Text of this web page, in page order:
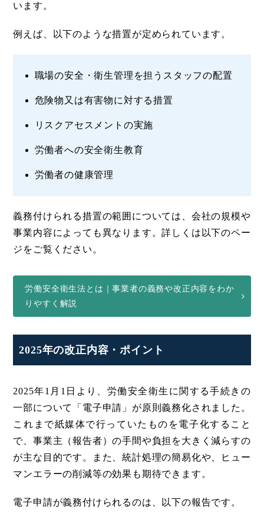
います。
例えば、以下のような措置が定められています。
職場の安全・衛生管理を担うスタッフの配置
危険物又は有害物に対する措置
リスクアセスメントの実施
労働者への安全衛生教育
労働者の健康管理
義務付けられる措置の範囲については、会社の規模や
事業内容によっても異なります。詳しくは以下のペー
ジをご覧ください。
労働安全衛生法とは｜事業者の義務や改正内容をわか
りやすく解説
2025年の改正内容・ポイント
2025年1月1日より、労働安全衛生に関する手続きの
一部について「電子申請」が原則義務化されました。
これまで紙媒体で行っていたものを電子化すること
で、事業主（報告者）の手間や負担を大きく減らすの
が主な目的です。また、統計処理の簡易化や、ヒュー
マンエラーの削減等の効果も期待できます。
電子申請が義務付けられるのは、以下の報告です。